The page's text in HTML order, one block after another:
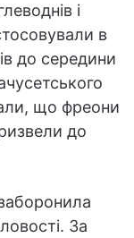
і
в
до середини
що фреони
до
За